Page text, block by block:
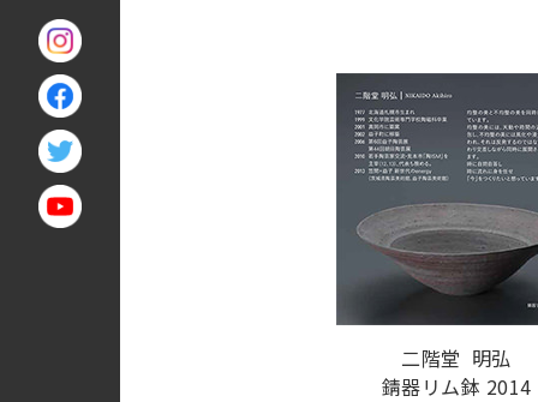
二階堂 明弘
錆器リム鉢 2014